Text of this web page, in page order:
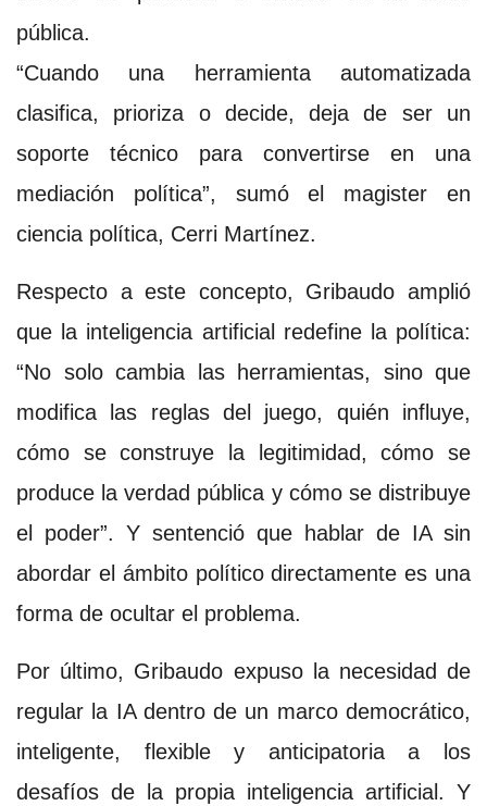
pública.
“Cuando una herramienta automatizada
clasifica, prioriza o decide, deja de ser un
soporte técnico para convertirse en una
mediación política”, sumó el magister en
ciencia política, Cerri Martínez.
Respecto a este concepto, Gribaudo amplió
que la inteligencia artificial redefine la política:
“No solo cambia las herramientas, sino que
modifica las reglas del juego, quién influye,
cómo se construye la legitimidad, cómo se
produce la verdad pública y cómo se distribuye
el poder”. Y sentenció que hablar de IA sin
abordar el ámbito político directamente es una
forma de ocultar el problema.
Por último, Gribaudo expuso la necesidad de
regular la IA dentro de un marco democrático,
inteligente, flexible y anticipatoria a los
desafíos de la propia inteligencia artificial. Y